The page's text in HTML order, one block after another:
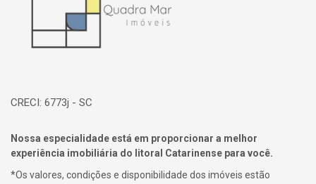
CRECI: 6773j - SC
Nossa especialidade está em proporcionar a melhor
experiência imobiliária do litoral Catarinense para você.
*Os valores, condições e disponibilidade dos imóveis estão